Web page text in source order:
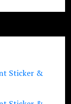
Sticker &